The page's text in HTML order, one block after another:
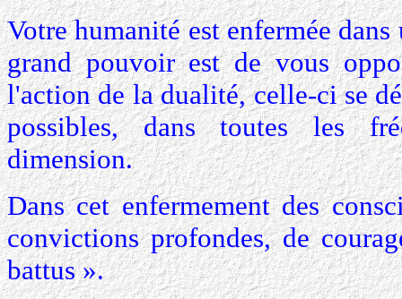
Votre humanité est enfermée
grand pouvoir est de vous
l'action de la dualité, celle-ci se
possibles, dans toutes les
dimension.
Dans cet enfermement des
convictions profondes, de
battus ».